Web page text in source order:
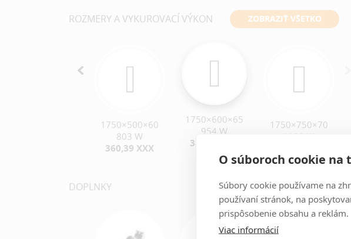
ROZMERY A VYKUROVACÍ VÝKON ZOBRAZIŤ VŠETKO
1750×500×60
803 W
360,39 XXX
1750×600×65
954 W
387,45 XXX
1750×750×70
1181 W
DOPLNKY
O súboroch cookie
Súbory cookie používame na
používaní stránok, na
prispôsobenie obsahu a reklám.
Viac informácií